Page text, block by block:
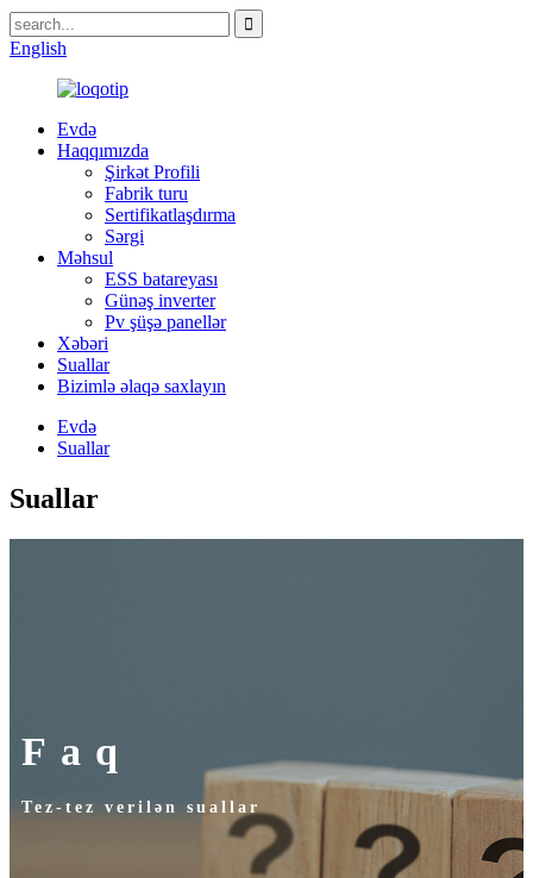
English
Evdə
Haqqımızda
Şirkət Profili
Fabrik turu
Sertifikatlaşdırma
Sərgi
Məhsul
ESS batareyası
Günəş inverter
Pv şüşə panellər
Xəbəri
Suallar
Bizimlə əlaqə saxlayın
Evdə
Suallar
Suallar
Faq
Tez-tez verilən suallar